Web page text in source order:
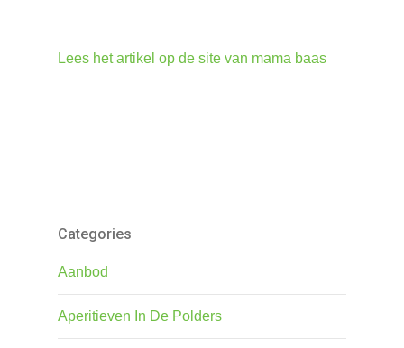
Lees het artikel op de site van mama baas
Categories
Aanbod
Aperitieven In De Polders